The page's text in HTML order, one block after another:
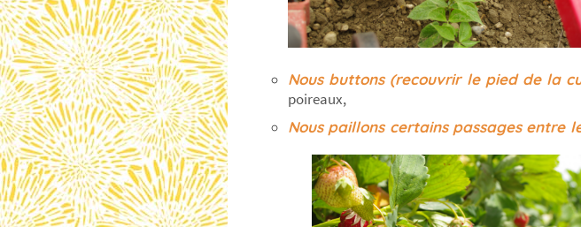
Nous buttons (recouvrir le pied de la
poireaux,
Nous paillons certains passages entre